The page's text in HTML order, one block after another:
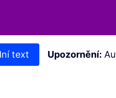
text Upozornění: